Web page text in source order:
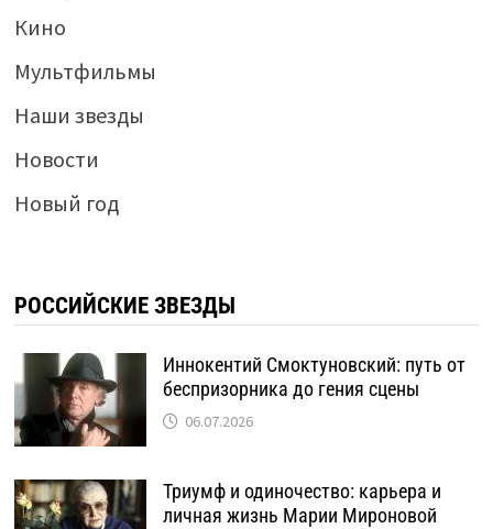
Кино
Мультфильмы
Наши звезды
Новости
Новый год
РОССИЙСКИЕ ЗВЕЗДЫ
Иннокентий Смоктуновский: путь от
беспризорника до гения сцены
06.07.2026
Триумф и одиночество: карьера и
личная жизнь Марии Мироновой